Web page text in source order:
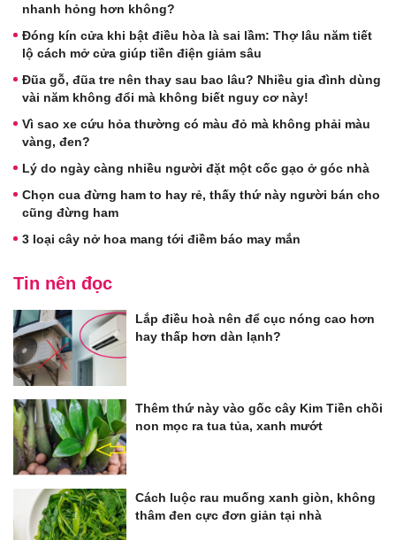
nhanh hỏng hơn không?
Đóng kín cửa khi bật điều hòa là sai lầm: Thợ lâu năm tiết
lộ cách mở cửa giúp tiền điện giảm sâu
Đũa gỗ, đũa tre nên thay sau bao lâu? Nhiều gia đình dùng
vài năm không đổi mà không biết nguy cơ này!
Vì sao xe cứu hỏa thường có màu đỏ mà không phải màu
vàng, đen?
Lý do ngày càng nhiều người đặt một cốc gạo ở góc nhà
Chọn cua đừng ham to hay rẻ, thấy thứ này người bán cho
cũng đừng ham
3 loại cây nở hoa mang tới điềm báo may mắn
Tin nên đọc
Lắp điều hoà nên để cục nóng cao hơn
hay thấp hơn dàn lạnh?
Thêm thứ này vào gốc cây Kim Tiền chồi
non mọc ra tua tủa, xanh mướt
Cách luộc rau muống xanh giòn, không
thâm đen cực đơn giản tại nhà